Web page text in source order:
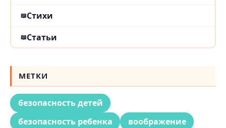
Стихи
Статьи
МЕТКИ
безопасность детей
безопасность ребенка
воображение